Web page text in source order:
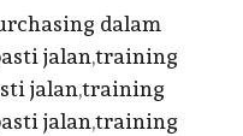
dalam
jalan,training
jalan,training
jalan,training